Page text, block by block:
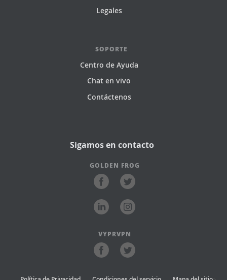
Legales
SOPORTE
Centro de Ayuda
Chat en vivo
Contáctenos
Sigamos en contacto
GOLDEN FROG
VYPRVPN